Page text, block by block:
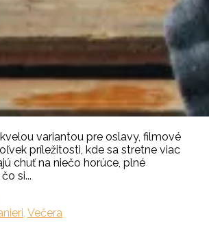
variantou pre oslavy, filmové
príležitosti, kde sa stretne viac
chuť na niečo horúce, plné
si...
Večera